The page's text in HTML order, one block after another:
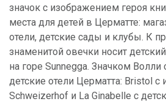
значок с изображением героя
места для детей в Церматте:
отели, детские сады и клубы. К
знаменитой овечки носит
на горе Sunnegga. Значком
детские отели Церматта: Bristol с
Schweizerhof и La Ginabelle с